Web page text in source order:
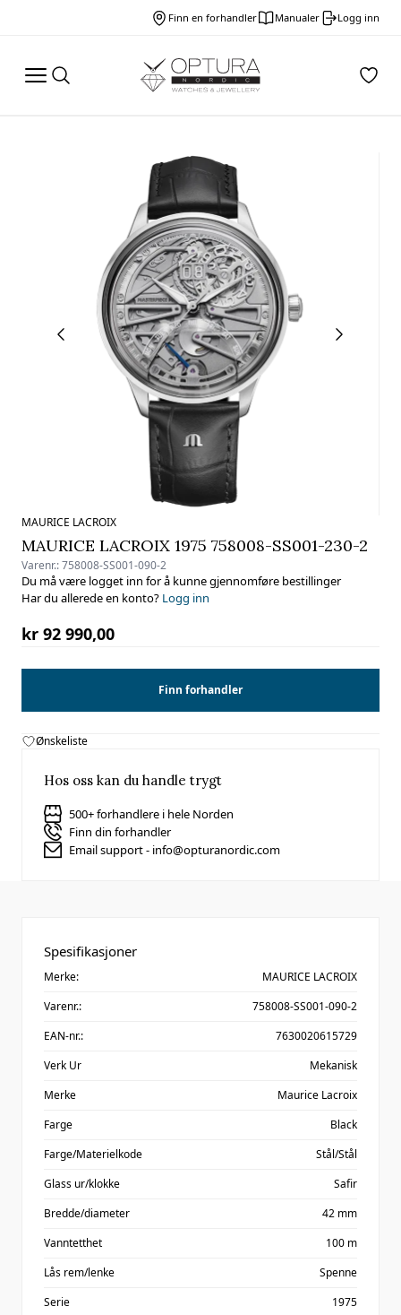
Finn en forhandler Manualer Logg inn
MAURICE LACROIX
MAURICE LACROIX 1975 758008-SS001-230-2
Varenr.:758008-SS001-090-2
Du må være logget inn for å kunne gjennomføre bestillinger
Har du allerede en konto? Logg inn
kr 92 990,00
Finn forhandler
Ønskeliste
Hos oss kan du handle trygt
500+ forhandlere i hele Norden
Finn din forhandler
Email support - info@opturanordic.com
Spesifikasjoner
Merke:
MAURICE LACROIX
Varenr.:
758008-SS001-090-2
EAN-nr.:
7630020615729
Verk Ur
Mekanisk
Merke
Maurice Lacroix
Farge
Black
Farge/Materielkode
Stål/Stål
Glass ur/klokke
Safir
Bredde/diameter
42 mm
Vanntetthet
100 m
Lås rem/lenke
Spenne
Serie
1975